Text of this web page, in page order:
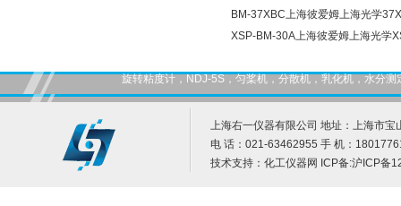
BM-37XBC上海彼爱姆上海光学
XSP-BM-30A上海彼爱姆上海光学
旋转粘度计，NDJ-5S，匀桨机，分散机，乳化机，水分
上海右一仪器有限公司 地址：上海市宝
电 话：021-63462955 手 机：
技术支持： 化工仪器网 ICP备:沪ICP备